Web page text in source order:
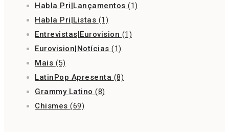
Habla Pri|Lançamentos (1)
Habla Pri|Listas (1)
Entrevistas|Eurovision (1)
Eurovision|Notícias (1)
Mais (5)
LatinPop Apresenta (8)
Grammy Latino (8)
Chismes (69)